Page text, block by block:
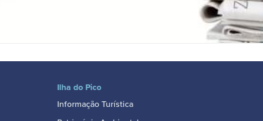
Ilha do Pico
Informação Turística